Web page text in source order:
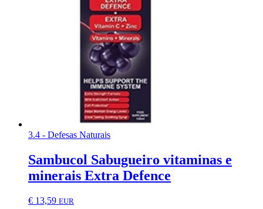
3.4 - Defesas Naturais
Sambucol Sabugueiro vitaminas e
minerais Extra Defence
€ 13,59 EUR